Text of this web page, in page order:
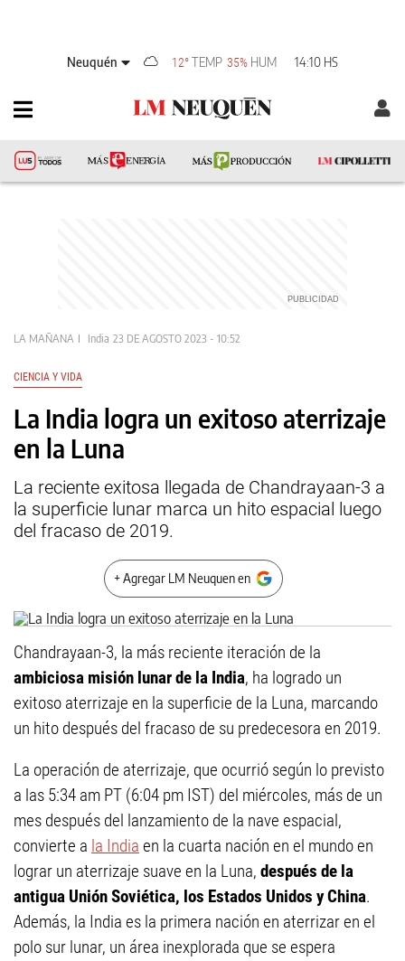
Neuquén 12°TEMP 35% HUM 14:10 HS
LA MAÑANA India 23 DE AGOSTO 2023 - 10:52
CIENCIA Y VIDA
La India logra un exitoso aterrizaje
en la Luna
La reciente exitosa llegada de Chandrayaan-3 a
la superficie lunar marca un hito espacial luego
del fracaso de 2019.
+ Agregar LM Neuquen en
Chandrayaan-3, la más reciente iteración de la
ambiciosa misión lunar de la India, ha logrado un
exitoso aterrizaje en la superficie de la Luna, marcando
un hito después del fracaso de su predecesora en 2019.
La operación de aterrizaje, que ocurrió según lo previsto
a las 5:34 am PT (6:04 pm IST) del miércoles, más de un
mes después del lanzamiento de la nave espacial,
convierte a la India en la cuarta nación en el mundo en
lograr un aterrizaje suave en la Luna, después de la
antigua Unión Soviética, los Estados Unidos y China.
Además, la India es la primera nación en aterrizar en el
polo sur lunar, un área inexplorada que se espera